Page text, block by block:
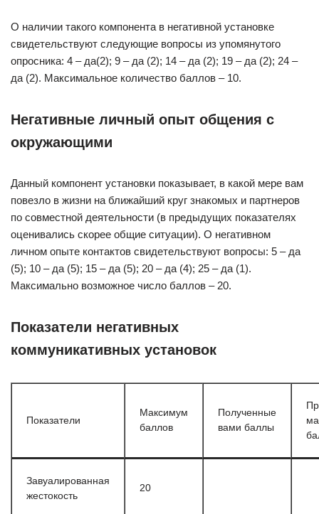
О наличии такого компонента в негативной установке
свидетельствуют следующие вопросы из упомянутого
опросника: 4 – да(2); 9 – да (2); 14 – да (2); 19 – да (2); 24 –
да (2). Максимальное количество баллов – 10.
Негативные личный опыт общения с
окружающими
Данный компонент установки показывает, в какой мере вам
повезло в жизни на ближайший круг знакомых и партнеров
по совместной деятельности (в предыдущих показателях
оценивались скорее общие ситуации). О негативном
личном опыте контактов свидетельствуют вопросы: 5 – да
(5); 10 – да (5); 15 – да (5); 20 – да (4); 25 – да (1).
Максимально возможное число баллов – 20.
Показатели негативных
коммуникативных установок
Показатели
Максимум
баллов
Полученные
вами баллы
Завуалированная
жестокость
20